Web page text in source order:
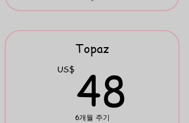
The Red Well-Read Flipbook
Topaz
US$ 48
6개월 주기